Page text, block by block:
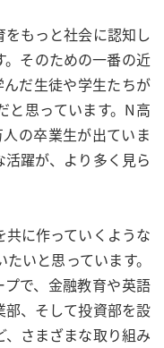
もっと社会に認知し
そのための一番の近
だ生徒や学生たちが
と思っています。N高
の卒業生が出ていま
躍が、より多く見ら
に作っていくような
いと思っています。
で、金融教育や英語
、そして投資部を設
さまざまな取り組み